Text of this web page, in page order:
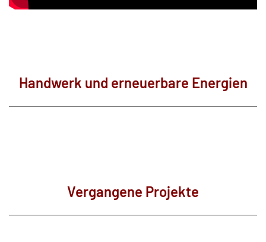
Handwerk und erneuerbare Energien
Vergangene Projekte